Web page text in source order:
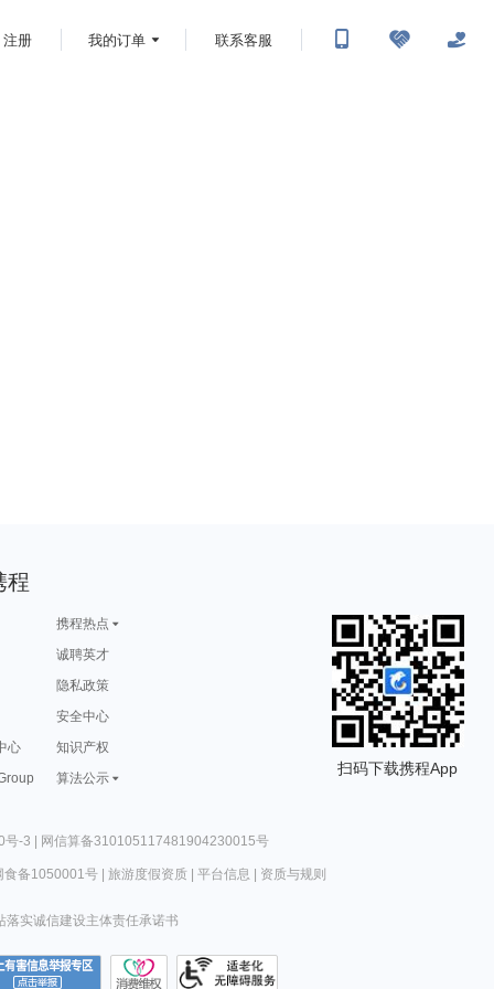
注册 我的订单 联系客服
程
携程热点
诚聘英才
隐私政策
安全中心
心
知识产权
算法公示
扫码下载携程App
号-3 | 网信算备310105117481904230015号
食备1050001号| 旅游度假资质| 平台信息 资质与规则
落实诚信建设主体责任承诺书